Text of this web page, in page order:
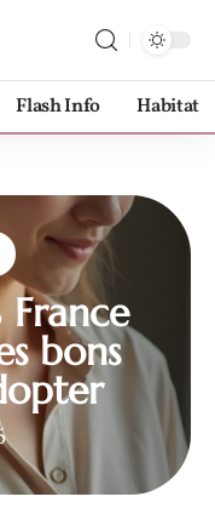
Flash Info Habitat
France
bons